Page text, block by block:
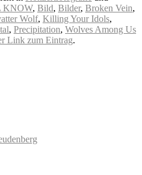
KNOW, Bild, Bilder, Broken Vein,
Wolf, Killing Your Idols,
, Precipitation, Wolves Among Us
Link zum Eintrag.